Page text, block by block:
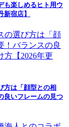
も楽しめるヒト用ウ
宿店】
方は「顔型との相
良いフレームの見つ